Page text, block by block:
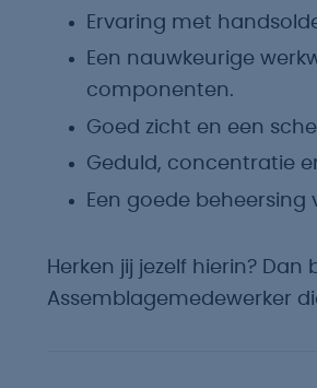
Ervaring met
Een nauwkeurige
componenten.
Goed zicht en een
Geduld, concentratie
Een goede beheersing
Herken jij jezelf hierin?
Assemblagemedewerker